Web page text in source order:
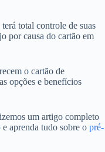
total controle de suas
por causa do cartão em
o cartão de
opções e benefícios
um artigo completo
e aprenda tudo sobre o pré-